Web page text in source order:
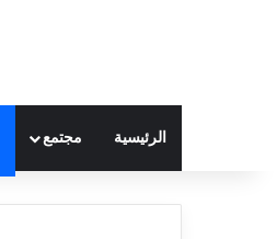
الرئيسية مجتمع